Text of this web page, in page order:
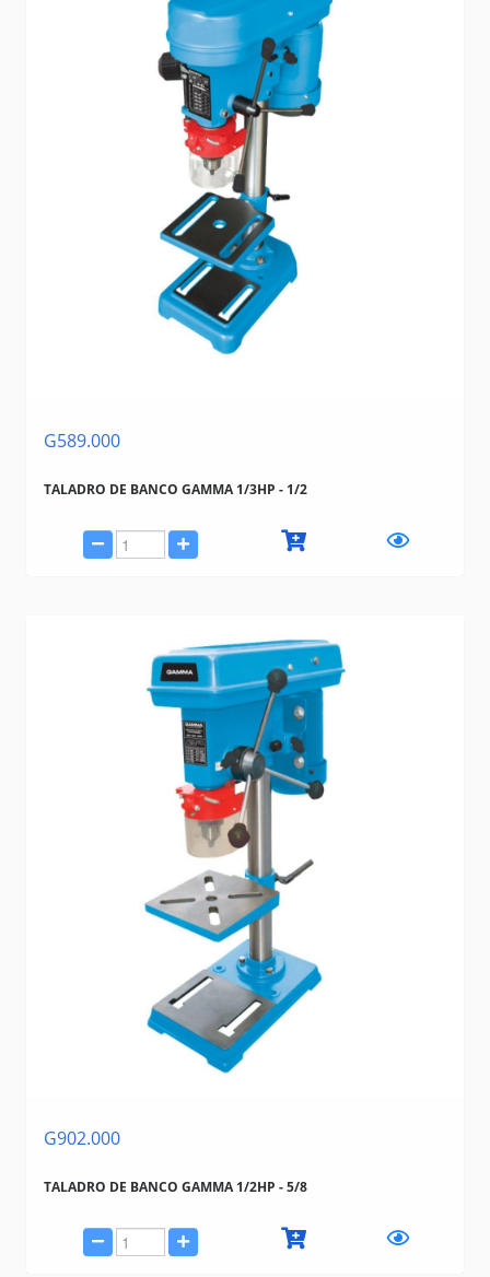
G589.000
TALADRO DE BANCO GAMMA 1/3HP - 1/2
G902.000
TALADRO DE BANCO GAMMA 1/2HP - 5/8